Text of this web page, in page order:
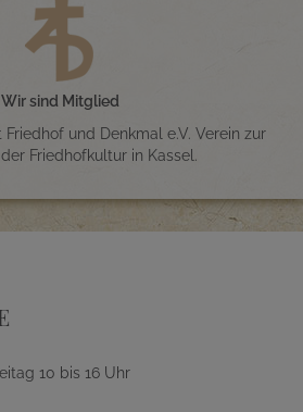
Wir sind Mitglied
und Denkmal e.V. Verein zur
Friedhofkultur in Kassel.
10 bis 16 Uhr